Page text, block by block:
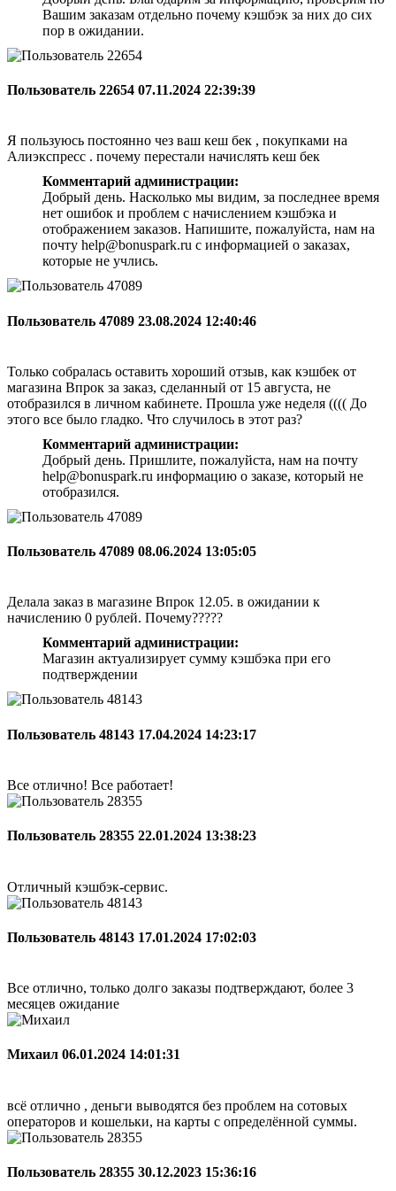
Вашим заказам отдельно почему кэшбэк за них до сих
пор в ожидании.
Пользователь 22654 07.11.2024 22:39:39
Я пользуюсь постоянно чез ваш кеш бек , покупками на
Алиэкспресс . почему перестали начислять кеш бек
Комментарий администрации:
Добрый день. Насколько мы видим, за последнее время
нет ошибок и проблем с начислением кэшбэка и
отображением заказов. Напишите, пожалуйста, нам на
почту help@bonuspark.ru с информацией о заказах,
которые не учлись.
Пользователь 47089 23.08.2024 12:40:46
Только собралась оставить хороший отзыв, как кэшбек от
магазина Впрок за заказ, сделанный от 15 августа, не
отобразился в личном кабинете. Прошла уже неделя (((( До
этого все было гладко. Что случилось в этот раз?
Комментарий администрации:
Добрый день. Пришлите, пожалуйста, нам на почту
help@bonuspark.ru информацию о заказе, который не
отобразился.
Пользователь 47089 08.06.2024 13:05:05
Делала заказ в магазине Впрок 12.05. в ожидании к
начислению 0 рублей. Почему?????
Комментарий администрации:
Магазин актуализирует сумму кэшбэка при его
подтверждении
Пользователь 48143 17.04.2024 14:23:17
Все отлично! Все работает!
Пользователь 28355 22.01.2024 13:38:23
Отличный кэшбэк-сервис.
Пользователь 48143 17.01.2024 17:02:03
Все отлично, только долго заказы подтверждают, более 3
месяцев ожидание
Михаил 06.01.2024 14:01:31
всё отлично , деньги выводятся без проблем на сотовых
операторов и кошельки, на карты с определённой суммы.
Пользователь 28355 30.12.2023 15:36:16